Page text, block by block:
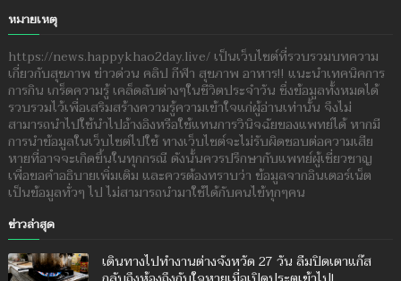
หมายเหตุ
https://news.happykhao2day.live/ เป็นเว็บไซต์ที่รวบรวมบทความ
เกี่ยวกับสุขภาพ ข่าวด่วน คลิป กีฬา สุขภาพ อาหาร!! แนะนำเทคนิคการ
การกิน เกร็ดความรู้ เคล็ดลับต่างๆในชีวิตประจำวัน ซึ่งข้อมูลทั้งหมดได้
รวบรวมไว้เพื่อเสริมสร้างความรู้ความเข้าใจแก่ผู้อ่านเท่านั้น จึงไม่
สามารถนำไปใช้นำไปอ้างอิงหรือใช้แทนการวินิจฉัยของแพทย์ได้ หากมี
การนำข้อมูลในเว็บไซต์ไปใช้ ทางเว็บไซต์จะไม่รับผิดชอบต่อความเสีย
หายที่อาจจะเกิดขึ้นในทุกกรณี ดังนั้นควรปรึกษากับแพทย์ผู้เชี่ยวชาญ
เพื่อขอคำอธิบายเพิ่มเติม และควรต้องทราบว่า ข้อมูลจากอินเตอร์เน็ต
เป็นข้อมูลทั่วๆ ไป ไม่สามารถนำมาใช้ได้กับคนไข้ทุกๆคน
ข่าวล่าสุด
เดินทางไปทำงานต่างจังหวัด 27 วัน ลืมปิดเตาแก๊ส